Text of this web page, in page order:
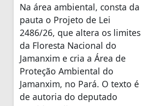
Na área ambiental, consta da
pauta o Projeto de Lei
2486/26, que altera os limites
da Floresta Nacional do
Jamanxim e cria a Área de
Proteção Ambiental do
Jamanxim, no Pará. O texto é
de autoria do deputado